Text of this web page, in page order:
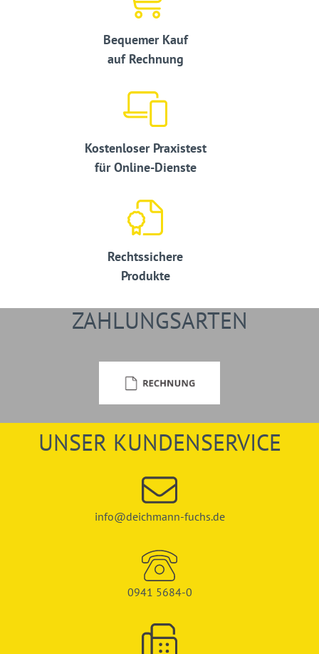
Bequemer Kauf
auf Rechnung
Kostenloser Praxistest
für Online-Dienste
Rechtssichere
Produkte
ZAHLUNGSARTEN
UNSER KUNDENSERVICE
info@deichmann-fuchs.de
0941 5684-0